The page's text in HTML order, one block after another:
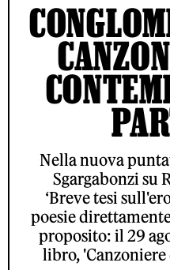
Nella nuova
Sgargabonzi su
‘Breve tesi
poesie
proposito: il 29
libro,